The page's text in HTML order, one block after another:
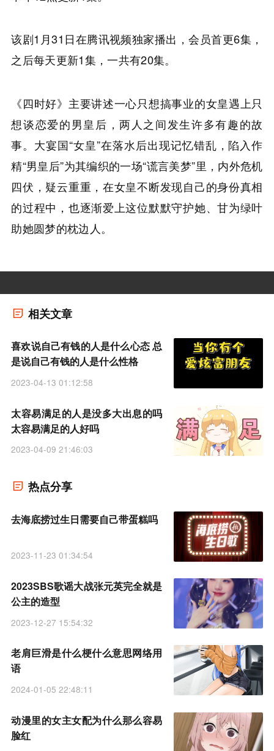
该剧1月31日在腾讯视频独家播出，会员首更6集，
之后每天更新1集，一共有20集。
《四时好》主要讲述一心只想搞事业的女皇遇上只
想谈恋爱的男皇后，两人之间发生许多有趣的故
事。大宴国“女皇”在落水后出现记忆错乱，陷入作
精“男皇后”为其编织的一场“谎言美梦”里，内外危机
四伏，疑云重重，在女皇不断发现自己的身份真相
的过程中，也逐渐爱上这位默默守护她、甘为绿叶
助她圆梦的枕边人。
相关文章
喜欢说自己有钱的人是什么心态 总
是说自己有钱的人是什么性格
2023-04-13 01:12:58
太容易满足的人是没多大出息的吗
太容易满足的人好吗
2023-04-09 21:46:03
热点分享
去海底捞过生日需要自己带蛋糕吗
2023-11-23 01:34:54
2023SBS歌谣大战张元英完全就是
公主的造型
2023-12-27 15:54:32
老肩巨滑是什么梗什么意思网络用
语
2024-01-05 22:48:11
动漫里的女主女配为什么那么容易
脸红